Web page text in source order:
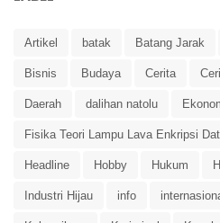
Artikel batak Batang Jarak
Bisnis Budaya Cerita
Daerah dalihan natolu
Fisika Teori Lampu Lava Enkripsi
Headline Hobby Hukum
Industri Hijau info